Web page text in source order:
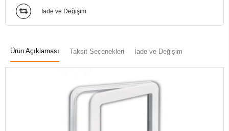
İade ve Değişim
Ürün Açıklaması Taksit Seçenekleri İade ve Değişim